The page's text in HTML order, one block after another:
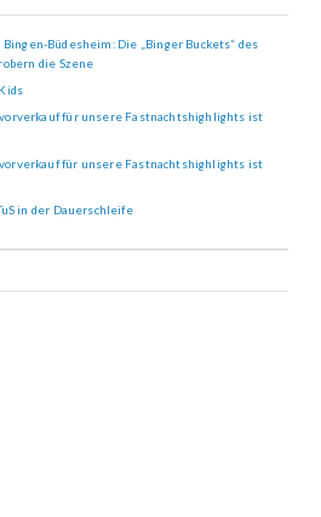
Büdesheim: Die „Binger Buckets“ des
die Szene
für unsere Fastnachtshighlights ist
für unsere Fastnachtshighlights ist
in der Dauerschleife